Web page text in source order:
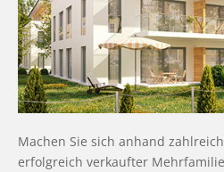
Machen Sie sich anhand
erfolgreich verkaufter